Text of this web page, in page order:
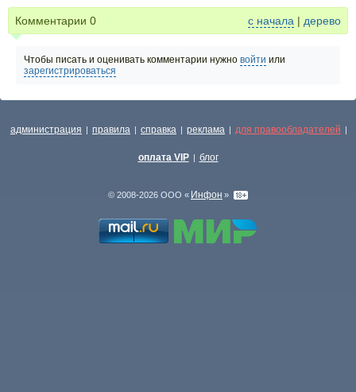
Комментарии 0 с начала | дерево
Чтобы писать и оценивать комментарии нужно войти или
зарегистрироваться
администрация | правила | справка | реклама | для правообладателей |
оплата VIP | блог
© 2008-2026 ООО « Инфон »